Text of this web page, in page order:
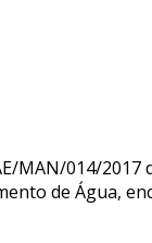
MAN/014/
de Água,